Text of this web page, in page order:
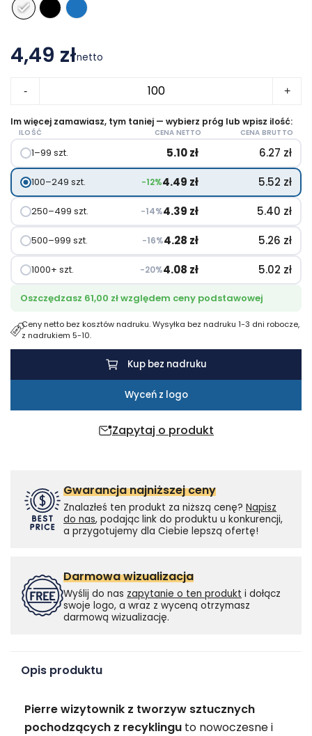
4,49 złnetto
-
z
tworzyw
sztucznych
pochodzących
z
recyklingu
+
Zapytaj o produkt
Im więcej zamawiasz, tym taniej — wybierz próg lub wpisz ilość:
ILOŚĆ CENA NETTO CENA BRUTTO
1–99 szt. 5.10zł 6.27 zł
100–249 szt. −12%4.49 zł 5.52 zł
250–499 szt. −14%4.39 zł 5.40 zł
500–999 szt. −16%4.28 zł 5.26 zł
1000+ szt. −20%4.08 zł 5.02 zł
Oszczędzasz 61,00 zł względem ceny podstawowej
Ceny netto bez kosztów nadruku. Wysyłka bez nadruku 1-3 dni robocze,
z nadrukiem 5-10.
Kup bez nadruku
Wyceń z logo
Gwarancja najniższej ceny
Znalazłeś ten produkt za niższą cenę? Napisz
do nas, podając link do produktu u konkurencji,
a przygotujemy dla Ciebie lepszą ofertę!
Darmowa wizualizacja
Wyślij do nas zapytanie o ten produkt i dołącz
swoje logo, a wraz z wyceną otrzymasz
darmową wizualizację.
Opis produktu
Pierre wizytownik z tworzyw sztucznych
pochodzących z recyklingu to nowoczesne i